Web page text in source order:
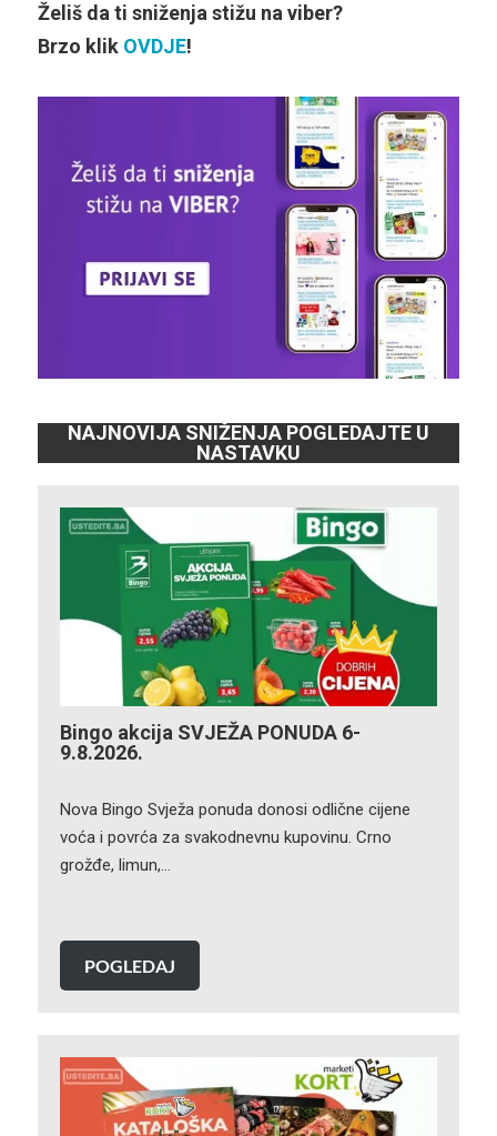
Želiš da ti sniženja stižu na viber?
Brzo klik OVDJE!
NAJNOVIJA SNIŽENJA POGLEDAJTE U
NASTAVKU
Bingo akcija SVJEŽA PONUDA 6-
9.8.2026.
Nova Bingo Svježa ponuda donosi odlične cijene
voća i povrća za svakodnevnu kupovinu. Crno
grožđe, limun,…
POGLEDAJ